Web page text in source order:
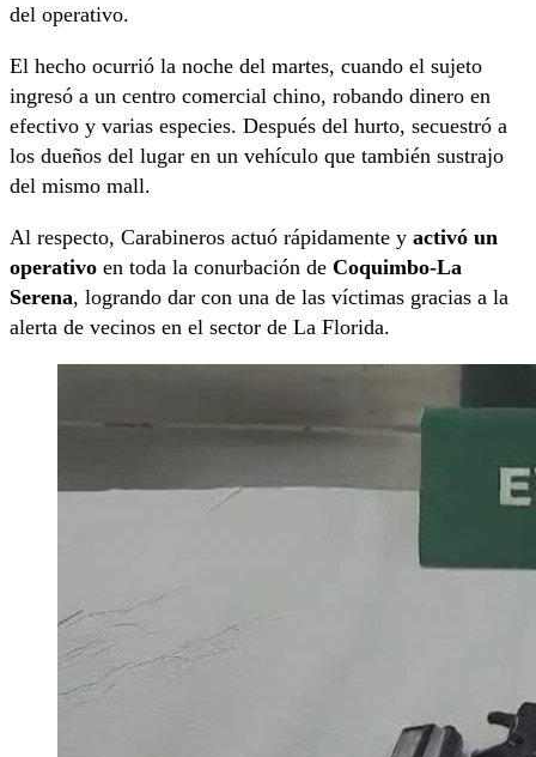
del operativo.
El hecho ocurrió la noche del martes, cuando el sujeto
ingresó a un centro comercial chino, robando dinero en
efectivo y varias especies. Después del hurto, secuestró a
los dueños del lugar en un vehículo que también sustrajo
del mismo mall.
Al respecto, Carabineros actuó rápidamente y activó un
operativo en toda la conurbación de Coquimbo-La
Serena, logrando dar con una de las víctimas gracias a la
alerta de vecinos en el sector de La Florida.